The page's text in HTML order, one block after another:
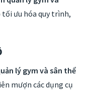
ưu hóa quy trình,
lý gym và sân thể
mượn các dụng cụ